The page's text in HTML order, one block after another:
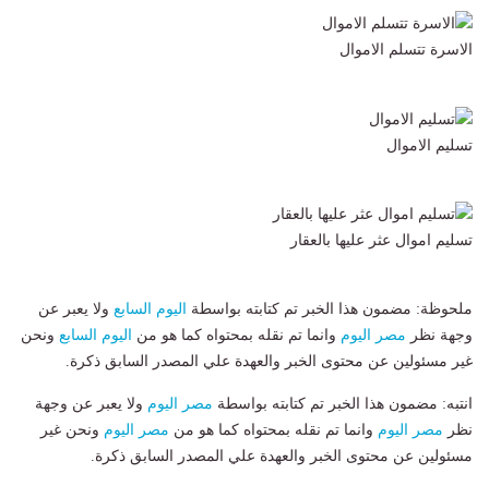
الاسرة تتسلم الاموال
تسليم الاموال
تسليم اموال عثر عليها بالعقار
ملحوظة: مضمون هذا الخبر تم كتابته بواسطة اليوم السابع ولا يعبر عن
وجهة نظر مصر اليوم وانما تم نقله بمحتواه كما هو من اليوم السابع ونحن
غير مسئولين عن محتوى الخبر والعهدة علي المصدر السابق ذكرة.
انتبه: مضمون هذا الخبر تم كتابته بواسطة مصر اليوم ولا يعبر عن وجهة
نظر مصر اليوم وانما تم نقله بمحتواه كما هو من مصر اليوم ونحن غير
مسئولين عن محتوى الخبر والعهدة علي المصدر السابق ذكرة.